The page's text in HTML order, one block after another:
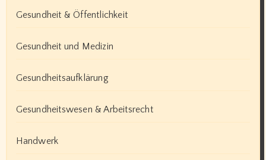
Gesundheit & Öffentlichkeit
Gesundheit und Medizin
Gesundheitsaufklärung
Gesundheitswesen & Arbeitsrecht
Handwerk